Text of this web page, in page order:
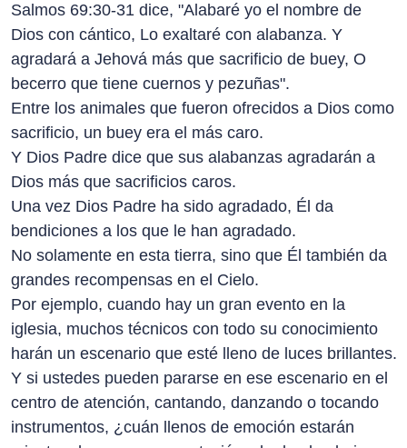
Salmos 69:30-31 dice, "Alabaré yo el nombre de
Dios con cántico, Lo exaltaré con alabanza. Y
agradará a Jehová más que sacrificio de buey, O
becerro que tiene cuernos y pezuñas".
Entre los animales que fueron ofrecidos a Dios como
sacrificio, un buey era el más caro.
Y Dios Padre dice que sus alabanzas agradarán a
Dios más que sacrificios caros.
Una vez Dios Padre ha sido agradado, Él da
bendiciones a los que le han agradado.
No solamente en esta tierra, sino que Él también da
grandes recompensas en el Cielo.
Por ejemplo, cuando hay un gran evento en la
iglesia, muchos técnicos con todo su conocimiento
harán un escenario que esté lleno de luces brillantes.
Y si ustedes pueden pararse en ese escenario en el
centro de atención, cantando, danzando o tocando
instrumentos, ¿cuán llenos de emoción estarán